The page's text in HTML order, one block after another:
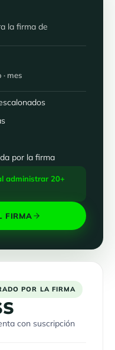
la firma de
mes
por la firma
administrar 20+
FIRMA
POR LA FIRMA
con suscripción